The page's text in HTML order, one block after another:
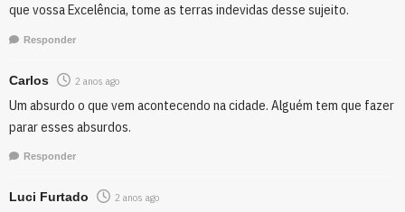
que vossa Excelência, tome as terras indevidas desse sujeito.
Responder
Carlos 2 anos ago
Um absurdo o que vem acontecendo na cidade. Alguém tem que fazer
parar esses absurdos.
Responder
Luci Furtado 2 anos ago